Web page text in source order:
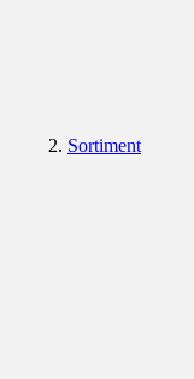
Sortiment